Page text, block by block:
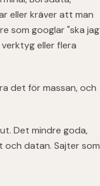
eller kräver att man
som googlar "ska jag
eller flera
det för massan, och
Det mindre goda,
datan. Sajter som